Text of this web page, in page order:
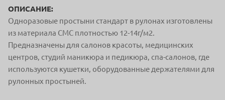
ОПИСАНИЕ:
Одноразовые простыни стандарт в рулонах изготовлены
из материала СМС плотностью 12-14г/м2.
Предназначены для салонов красоты, медицинских
центров, студий маникюра и педикюра, спа-салонов, где
используются кушетки, оборудованные держателями для
рулонных простыней.